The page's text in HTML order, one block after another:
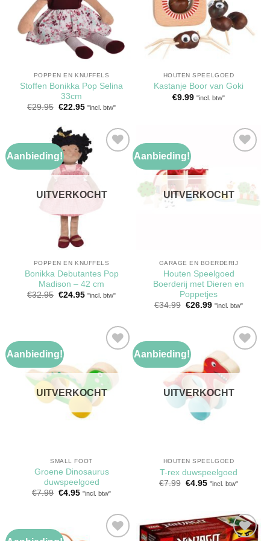
POPPEN EN KNUFFELS
Stoffen Bonikka Pop Selina
33cm
€29.95 Oorspronkelijke
€29.95.
€22.95Huidige
€22.95.
"incl. btw"
HOUTEN SPEELGOED
Kastanje Boor van Goki
€9.99 "incl. btw"
Aanbieding!
Toevoegen
verlanglijst
UITVERKOCHT
POPPEN EN KNUFFELS
Bonikka Debutantes Pop
Madison – 42 cm
€32.95 Oorspronkelijke
€24.95Huidige
"incl. btw"
Aanbieding!
verlanglijst
UITVERKOCHT
GARAGE EN BOERDERIJ
Houten Speelgoed
Boerderij met Dieren en
Poppetjes
€34.99 Oorspronkelijke
€26.99Huidige
€26.99.
"incl. btw"
Aanbieding!
Toevoegen
aan
verlanglijst
UITVERKOCHT
SMALL FOOT
Groene Dinosaurus
duwspeelgoed
€7.99 Oorspronkelijke
€4.95Huidige
"incl. btw"
Aanbieding!
Toevoegen
aan
verlanglijst
UITVERKOCHT
HOUTEN SPEELGOED
T-rex duwspeelgoed
€7.99 Oorspronkelijke
€4.95Huidige
"incl. btw"